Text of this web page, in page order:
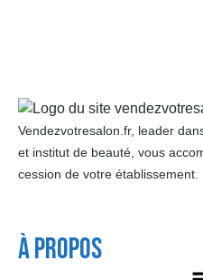
Vendezvotresalon.fr, leader
et institut de beauté, vous
cession de votre établissement.
À Propos